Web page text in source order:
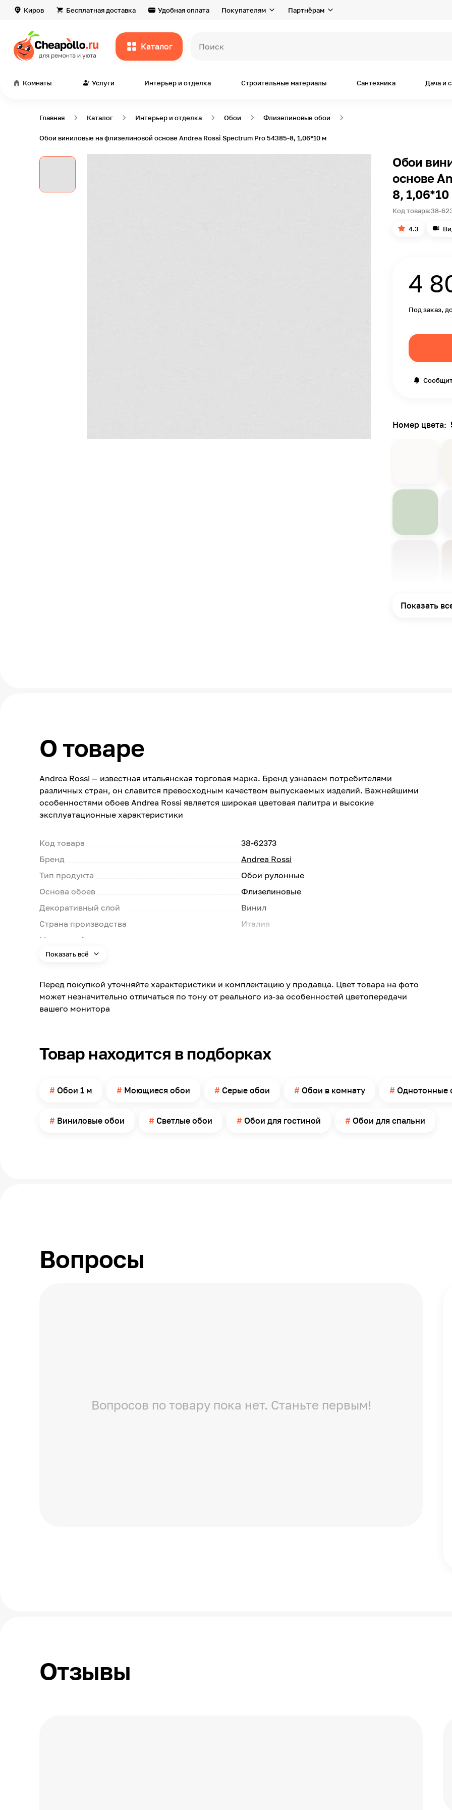
Киров Бесплатная доставка Удобная оплата Покупателям Партнёрам
Каталог Поиск
Комнаты Услуги Интерьер и отделка Строительные материалы Сантехника Дача и
Главная Каталог Интерьер и отделка Обои Флизелиновые обои
Обои виниловые на флизелиновой основе Andrea Rossi Spectrum Pro 54385-8, 1,06*10 м
Обои
основе
8,
Код товара:38-
4.3
4
Под заказ,
Номер цвета:
Показать
О товаре
Andrea Rossi — известная итальянская торговая марка. Бренд узнаваем потребителями
различных стран, он славится превосходным качеством выпускаемых изделий. Важнейшими
особенностями обоев Andrea Rossi является широкая цветовая палитра и высокие
эксплуатационные характеристики
Код товара
38-62373
Бренд
Andrea Rossi
Тип продукта
Обои рулонные
Основа обоев
Флизелиновые
Декоративный слой
Винил
Страна производства
Италия
Модельный ряд
Цвет
Цветовая гамма
Серый
Влагостойкость
Да
Вид рисунка
Однотонный, Без рисунка, Имитация материала
Помещение
Прихожая, Кухня, Спальня, Гостиная
Показать всё
Перед покупкой уточняйте характеристики и комплектацию у продавца. Цвет товара на фото
может незначительно отличаться по тону от реального из-за особенностей цветопередачи
вашего монитора
Товар находится в подборках
Обои 1 м Моющиеся обои Серые обои Обои в комнату Однотонные
Виниловые обои Светлые обои Обои для гостиной Обои для спальни
Вопросы
Вопросов по товару пока нет. Станьте первым!
Отзывы